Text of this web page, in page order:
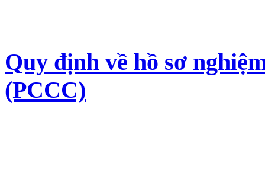
Quy định về hồ sơ
(PCCC)